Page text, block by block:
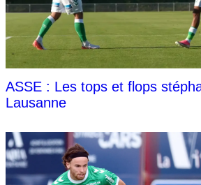
ASSE : Les tops et flops
Lausanne